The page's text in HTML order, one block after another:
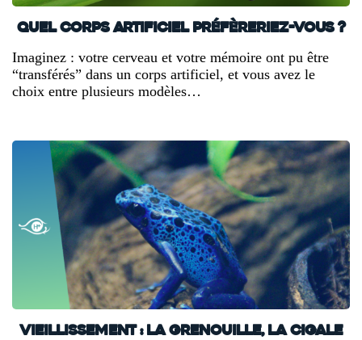
Quel corps artificiel préfèreriez-vous ?
Imaginez : votre cerveau et votre mémoire ont pu être
“transférés” dans un corps artificiel, et vous avez le
choix entre plusieurs modèles…
Vieillissement : la grenouille, la cigale